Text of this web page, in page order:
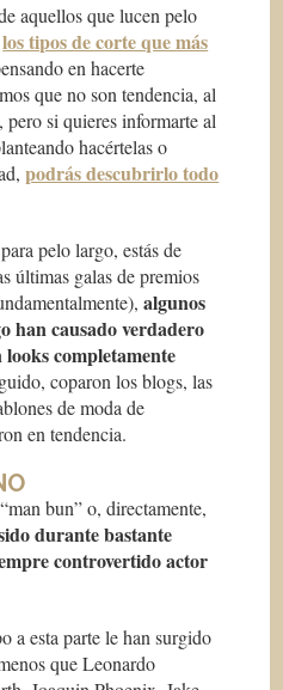
aquellos que lucen pelo
los tipos de corte que más
en hacerte
que no son tendencia, al
pero si quieres informarte al
hacértelas o
podrás descubrirlo todo
pelo largo, estás de
últimas galas de premios
algunos
han causado verdadero
completamente
coparon los blogs, las
de moda de
en tendencia.
bun” o, directamente,
durante bastante
controvertido actor
a esta parte le han surgido
que Leonardo